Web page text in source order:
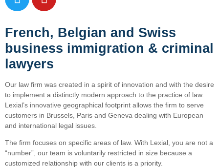
French, Belgian and Swiss
business immigration & criminal
lawyers
Our law firm was created in a spirit of innovation and with the desire
to implement a distinctly modern approach to the practice of law.
Lexial’s innovative geographical footprint allows the firm to serve
customers in Brussels, Paris and Geneva dealing with European
and international legal issues.
The firm focuses on specific areas of law. With Lexial, you are not a
“number”, our team is voluntarily restricted in size because a
customized relationship with our clients is a priority.